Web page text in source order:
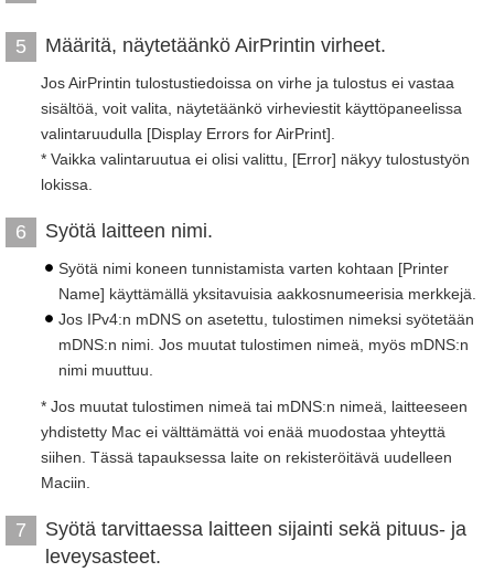
5 Määritä, näytetäänkö AirPrintin virheet.
Jos AirPrintin tulostustiedoissa on virhe ja tulostus ei vastaa
sisältöä, voit valita, näytetäänkö virheviestit käyttöpaneelissa
valintaruudulla [Display Errors for AirPrint].
* Vaikka valintaruutua ei olisi valittu, [Error] näkyy tulostustyön
lokissa.
6 Syötä laitteen nimi.
Syötä nimi koneen tunnistamista varten kohtaan [Printer
Name] käyttämällä yksitavuisia aakkosnumeerisia merkkejä.
Jos IPv4:n mDNS on asetettu, tulostimen nimeksi syötetään
mDNS:n nimi. Jos muutat tulostimen nimeä, myös mDNS:n
nimi muuttuu.
* Jos muutat tulostimen nimeä tai mDNS:n nimeä, laitteeseen
yhdistetty Mac ei välttämättä voi enää muodostaa yhteyttä
siihen. Tässä tapauksessa laite on rekisteröitävä uudelleen
Maciin.
7
Syötä tarvittaessa laitteen sijainti sekä pituus- ja
leveysasteet.